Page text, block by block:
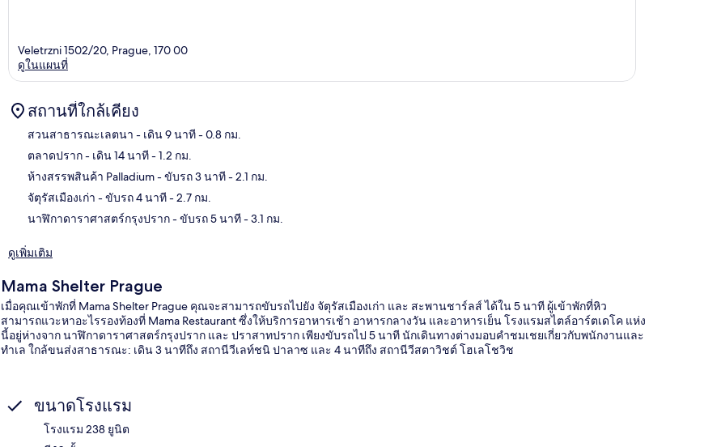
Veletrzni 1502/20, Prague, 170 00
ดูในแผนที่
สถานที่ใกล้เคียง
สวนสาธารณะเลตนา - เดิน 9 นาที- 0.8 กม.
ตลาดปราก- เดิน 14 นาที- 1.2 กม.
ห้างสรรพสินค้า Palladium- ขับรถ 3 นาที- 2.1 กม.
จัตุรัสเมืองเก่า - ขับรถ 4 นาที- 2.7 กม.
นาฬิกาดาราศาสตร์กรุงปราก- ขับรถ 5 นาที- 3.1 กม.
ดูเพิ่มเติม
Mama Shelter Prague
เมื่อคุณเข้าพักที่ Mama Shelter Prague คุณจะสามารถขับรถไปยัง จัตุรัสเมืองเก่า และ สะพานชาร์ลส์ ได้ใน 5 นาที ผู้เข้าพักที่หิว
สามารถแวะหาอะไรรองท้องที่ Mama Restaurant ซึ่งให้บริการอาหารเช้า อาหารกลางวัน และอาหารเย็น โรงแรมสไตล์อาร์ตเดโค แห่ง
นี้อยู่ห่างจาก นาฬิกาดาราศาสตร์กรุงปราก และ ปราสาทปราก เพียงขับรถไป 5 นาที นักเดินทางต่างมอบคำชมเชยเกี่ยวกับพนักงานและ
ทำเล ใกล้ขนส่งสาธารณะ: เดิน 3 นาทีถึง สถานีวีเลท์ชนิ ปาลาซ และ 4 นาทีถึง สถานีวีสตาวิชต์ โฮเลโชวิช
ขนาดโรงแรม
โรงแรม 238 ยูนิต